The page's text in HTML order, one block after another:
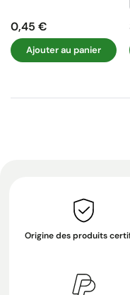
Prix
0,45 €
Ajouter au panier
Origine des produits